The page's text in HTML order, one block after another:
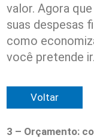
valor. Agora
suas despesas
como
você pretende ir.
Voltar
3 – Orçamento: